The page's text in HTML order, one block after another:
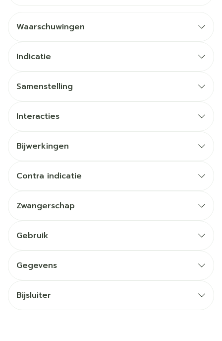
Waarschuwingen
Indicatie
Samenstelling
Interacties
Bijwerkingen
Contra indicatie
Zwangerschap
Gebruik
Gegevens
Bijsluiter